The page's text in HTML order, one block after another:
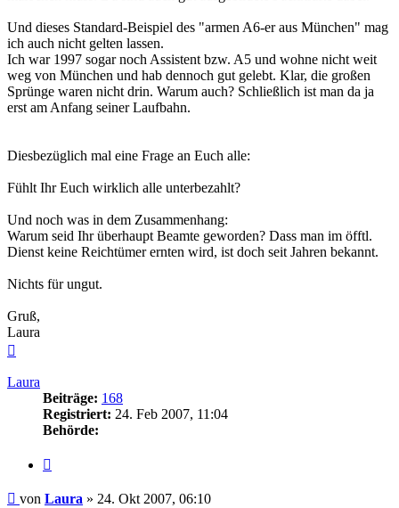
Und dieses Standard-Beispiel des "armen A6-er aus München" mag
ich auch nicht gelten lassen.
Ich war 1997 sogar noch Assistent bzw. A5 und wohne nicht weit
weg von München und hab dennoch gut gelebt. Klar, die großen
Sprünge waren nicht drin. Warum auch? Schließlich ist man da ja
erst am Anfang seiner Laufbahn.
Diesbezüglich mal eine Frage an Euch alle:
Fühlt Ihr Euch wirklich alle unterbezahlt?
Und noch was in dem Zusammenhang:
Warum seid Ihr überhaupt Beamte geworden? Dass man im öfftl.
Dienst keine Reichtümer ernten wird, ist doch seit Jahren bekannt.
Nichts für ungut.
Gruß,
Laura
Laura
Beiträge: 168
Registriert: 24. Feb 2007, 11:04
Behörde:
Beitrag
von Laura » 24. Okt 2007, 06:10